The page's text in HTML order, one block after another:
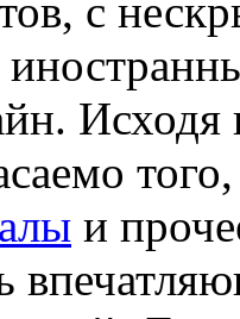
с
Исходя
и